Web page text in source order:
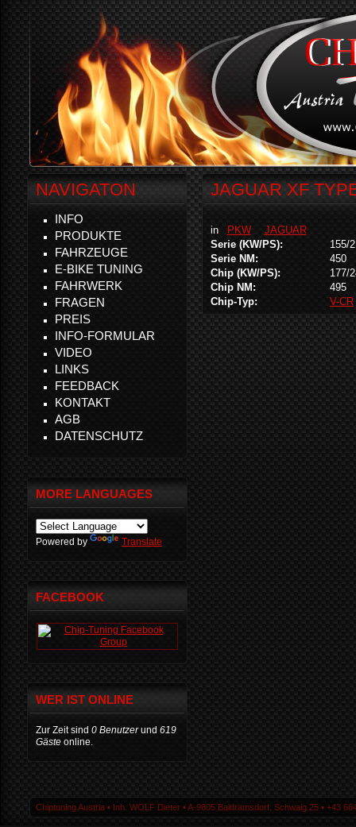
JAGUAR XF
in PKW
JAGUAR
Serie (KW/PS):
155/
Serie NM:
450
Chip (KW/PS):
177/
Chip NM:
495
Chip-Typ:
V-CR
NAVIGATON
INFO
PRODUKTE
FAHRZEUGE
E-BIKE TUNING
FAHRWERK
FRAGEN
PREIS
INFO-FORMULAR
VIDEO
LINKS
FEEDBACK
KONTAKT
AGB
DATENSCHUTZ
MORE LANGUAGES
Powered by Translate
FACEBOOK
WER IST ONLINE
Zur Zeit sind 0 Benutzerund 619
Gäste online.
Chiptuning Austria ▪ Inh. WOLF Dieter ▪ A-9805 Baldramsdorf, Schwaig 25 ▪ +43